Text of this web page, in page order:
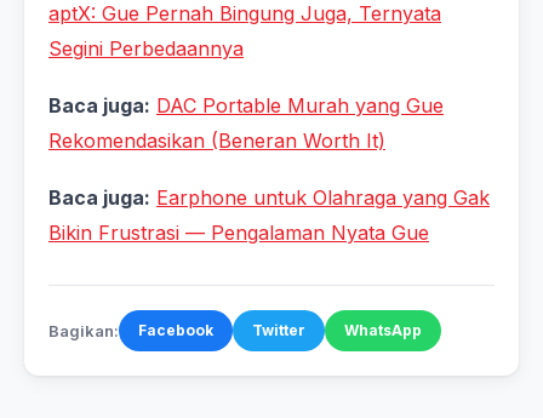
aptX: Gue Pernah Bingung Juga, Ternyata
Segini Perbedaannya
Baca juga: DAC Portable Murah yang Gue
Rekomendasikan (Beneran Worth It)
Baca juga: Earphone untuk Olahraga yang Gak
Bikin Frustrasi — Pengalaman Nyata Gue
Bagikan: Facebook Twitter WhatsApp